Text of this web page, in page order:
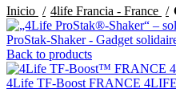
Inicio 4life Francia - France
ProStak-Shaker - Gadget
Back to products
4Life TF-Boost FRANCE 4LIFE